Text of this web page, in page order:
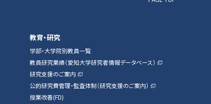
教育・研究
学部・大学院別教員一覧
教員研究業績（愛知大学研究者情報データベース）
研究支援のご案内
公的研究費管理・監査体制（研究支援のご案内）
授業改善(FD)